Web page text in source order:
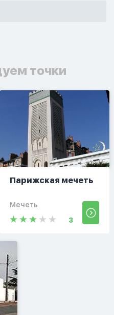
точки
Парижская мечеть
Мечеть
3